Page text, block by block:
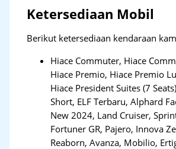
Ketersediaan Mobil
Berikut ketersediaan kendaraan
Hiace Commuter, Hiace
Hiace Premio, Hiace Premio
Hiace President Suites (7
Short, ELF Terbaru, Alphard
New 2024, Land Cruiser,
Fortuner GR, Pajero, Innova
Reaborn, Avanza, Mobilio,